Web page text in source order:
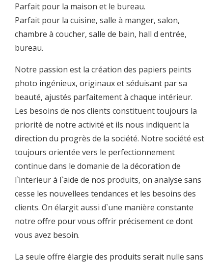
Parfait pour la maison et le bureau.
Parfait pour la cuisine, salle à manger, salon,
chambre à coucher, salle de bain, hall d entrée,
bureau.
Notre passion est la création des papiers peints
photo ingénieux, originaux et séduisant par sa
beauté, ajustés parfaitement à chaque intérieur.
Les besoins de nos clients constituent toujours la
priorité de notre activité et ils nous indiquent la
direction du progrès de la société. Notre société est
toujours orientée vers le perfectionnement
continue dans le domanie de la décoration de
l`interieur à l`aide de nos produits, on analyse sans
cesse les nouvellees tendances et les besoins des
clients. On élargit aussi d`une manière constante
notre offre pour vous offrir précisement ce dont
vous avez besoin.
La seule offre élargie des produits serait nulle sans